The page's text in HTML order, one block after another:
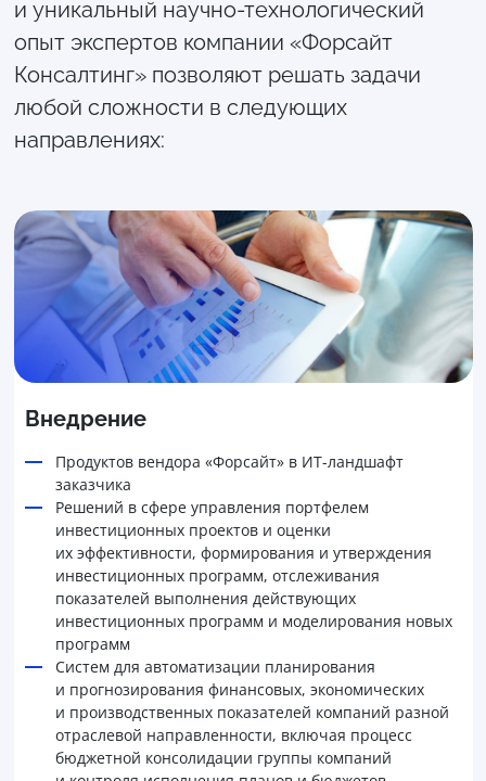
и уникальный научно-технологический
опыт экспертов компании «Форсайт
Консалтинг» позволяют решать задачи
любой сложности в следующих
направлениях:
Внедрение
Продуктов вендора «Форсайт» в ИТ-ландшафт
заказчика
Решений в сфере управления портфелем
инвестиционных проектов и оценки
их эффективности, формирования и утверждения
инвестиционных программ, отслеживания
показателей выполнения действующих
инвестиционных программ и моделирования новых
программ
Систем для автоматизации планирования
и прогнозирования финансовых, экономических
и производственных показателей компаний разной
отраслевой направленности, включая процесс
бюджетной консолидации группы компаний